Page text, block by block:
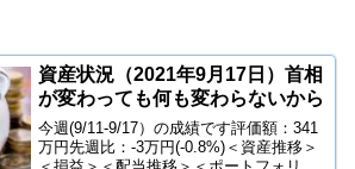
資産状況（2021年9月17日）首相
が変わっても何も変わらないから
今週(9/11-9/17）の成績です評価額：341
万円先週比：-3万円(-0.8%)＜資産推移＞